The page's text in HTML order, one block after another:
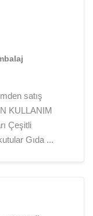
satış
KULLANIM
Çeşitli
Gıda ...